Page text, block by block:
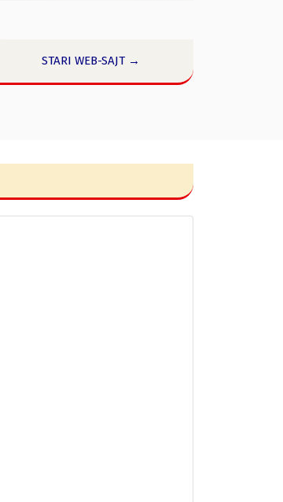
STARI WEB-SAJT →